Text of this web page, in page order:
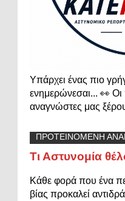
Υπάρχει ένας πιο
ενημερώνεσαι... 👀 Οι
αναγνώστες μας
ΠΡΟΤΕΙΝΟΜΕΝΗ
Τι Αστυνομία
Κάθε φορά που ένα
βίας προκαλεί